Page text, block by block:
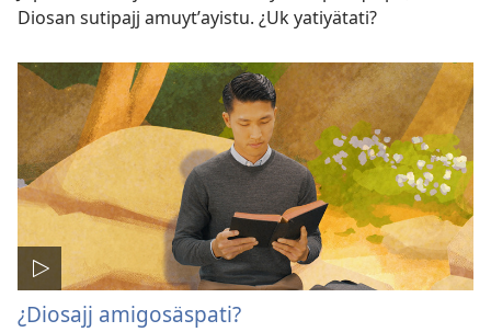
Diosan sutipajj amuytʼayistu. ¿Uk yatiyätati?
¿Diosajj amigosäspati?